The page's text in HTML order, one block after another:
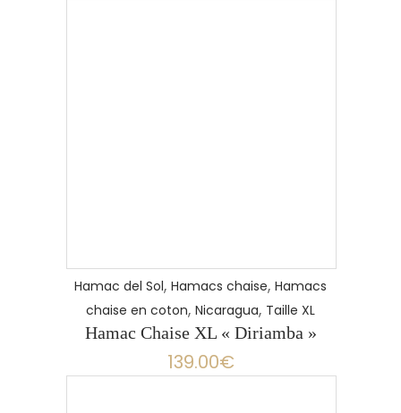
Hamac del Sol, Hamacs chaise, Hamacs
chaise en coton, Nicaragua, Taille XL
Hamac Chaise XL « Diriamba »
139.00€